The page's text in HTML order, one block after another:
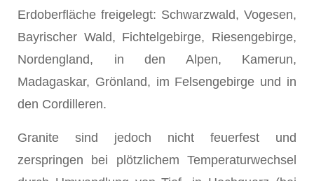
Erdoberfläche freigelegt: Schwarzwald, Vogesen,
Bayrischer Wald, Fichtelgebirge, Riesengebirge,
Nordengland, in den Alpen, Kamerun,
Madagaskar, Grönland, im Felsengebirge und in
den Cordilleren.
Granite sind jedoch nicht feuerfest und
zerspringen bei plötzlichem Temperaturwechsel